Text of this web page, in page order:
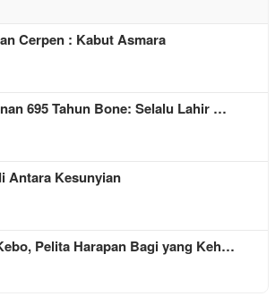
Cerpen : Kabut Asmara
695 Tahun Bone: Selalu Lahir …
Antara Kesunyian
Pelita Harapan Bagi yang Keh…